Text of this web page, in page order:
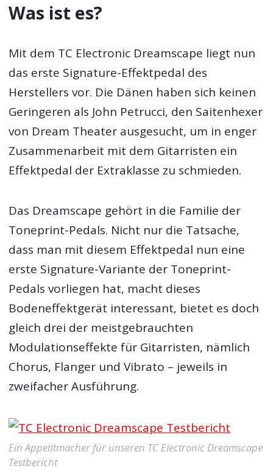
Was ist es?
Mit dem TC Electronic Dreamscape liegt nun
das erste Signature-Effektpedal des
Herstellers vor. Die Dänen haben sich keinen
Geringeren als John Petrucci, den Saitenhexer
von Dream Theater ausgesucht, um in enger
Zusammenarbeit mit dem Gitarristen ein
Effektpedal der Extraklasse zu schmieden.
Das Dreamscape gehört in die Familie der
Toneprint-Pedals. Nicht nur die Tatsache,
dass man mit diesem Effektpedal nun eine
erste Signature-Variante der Toneprint-
Pedals vorliegen hat, macht dieses
Bodeneffektgerät interessant, bietet es doch
gleich drei der meistgebrauchten
Modulationseffekte für Gitarristen, nämlich
Chorus, Flanger und Vibrato – jeweils in
zweifacher Ausführung.
Ein Appetitmacher für unseren TC Electronic Dreamscape
Testbericht